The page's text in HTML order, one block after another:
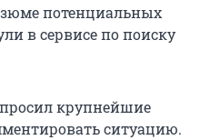
потенциальных
в сервисе по поиску
крупнейшие
ситуацию.